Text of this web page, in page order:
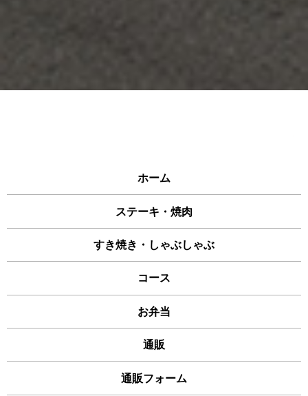
ホーム
ステーキ・焼肉
すき焼き・しゃぶしゃぶ
コース
お弁当
通販
通販フォーム